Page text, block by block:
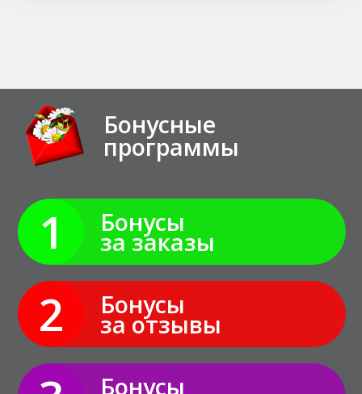
Бонусные
программы
1 Бонусы
за заказы
2 Бонусы
за отзывы
Бонусы